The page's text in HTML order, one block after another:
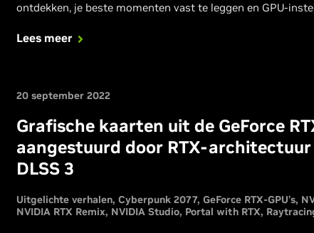
ontdekken, je beste momenten vast te leggen en GPU-
Lees meer
20 september 2022
Grafische kaarten uit de GeForce
aangestuurd door RTX-
DLSS 3
Uitgelichte verhalen Cyberpunk 2077 GeForce RTX-GPU's
NVIDIA RTX Remix NVIDIA Studio Portal with RTX